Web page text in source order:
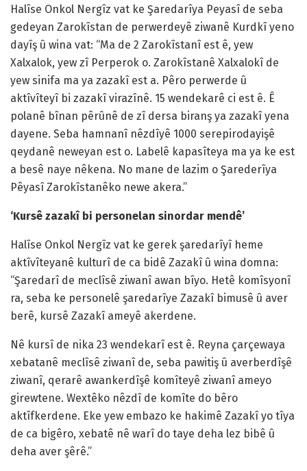
Halîse Onkol Nergîz vat ke Şaredarîya Peyasî de seba
gedeyan Zarokîstan de perwerdeyê ziwanê Kurdkî yeno
dayîş û wina vat: “Ma de 2 Zarokîstanî est ê, yew
Xalxalok, yew zî Perperok o. Zarokîstanê Xalxalokî de
yew sinifa ma ya zazakî est a. Pêro perwerde û
aktîvîteyî bi zazakî virazînê. 15 wendekarê ci est ê. Ê
polanê bînan pêrûnê de zî dersa biranş ya zazakî yena
dayene. Seba hamnanî nêzdîyê 1000 serepirodayişê
qeydanê neweyan est o. Labelê kapasîteya ma ya ke est
a besê naye nêkena. No mane de lazim o Şarederîya
Pêyasî Zarokîstanêko newe akera.”
‘Kursê zazakî bi personelan sinordar mendê’
Halîse Onkol Nergîz vat ke gerek şaredarîyî heme
aktîvîteyanê kulturî de ca bidê Zazakî û wina domna:
“Şaredarî de meclîsê ziwanî awan bîyo. Hetê komîsyonî
ra, seba ke personelê şaredarîye Zazakî bimusê û aver
berê, kursê Zazakî ameyê akerdene.
Nê kursî de nika 23 wendekarî est ê. Reyna çarçewaya
xebatanê meclîsê ziwanî de, seba pawitiş û averberdîşê
ziwanî, qerarê awankerdîşê komîteyê ziwanî ameyo
girewtene. Wextêko nêzdî de komîte do bêro
aktîfkerdene. Eke yew embazo ke hakimê Zazakî yo tîya
de ca bigêro, xebatê nê warî do taye deha lez bibê û
deha aver şêrê.”